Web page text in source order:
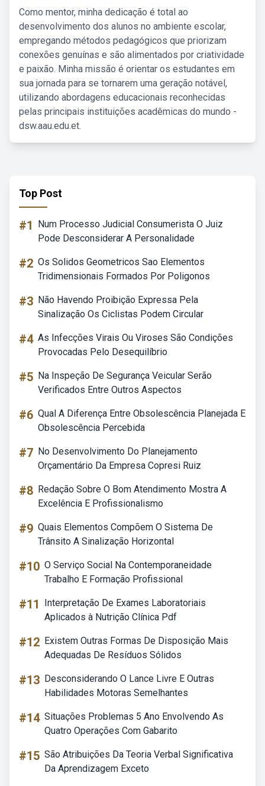
Como mentor, minha dedicação é total ao
desenvolvimento dos alunos no ambiente escolar,
empregando métodos pedagógicos que priorizam
conexões genuínas e são alimentados por criatividade
e paixão. Minha missão é orientar os estudantes em
sua jornada para se tornarem uma geração notável,
utilizando abordagens educacionais reconhecidas
pelas principais instituições acadêmicas do mundo -
dsw.aau.edu.et.
Top Post
#1
Num Processo Judicial Consumerista O Juiz
Pode Desconsiderar A Personalidade
#2 Os Solidos Geometricos Sao Elementos
Tridimensionais Formados Por Poligonos
#3 Não Havendo Proibição Expressa Pela
Sinalização Os Ciclistas Podem Circular
#4 As Infecções Virais Ou Viroses São Condições
Provocadas Pelo Desequilíbrio
#5 Na Inspeção De Segurança Veicular Serão
Verificados Entre Outros Aspectos
#6 Qual A Diferença Entre Obsolescência Planejada E
Obsolescência Percebida
#7 No Desenvolvimento Do Planejamento
Orçamentário Da Empresa Copresi Ruiz
#8 Redação Sobre O Bom Atendimento Mostra A
Excelência E Profissionalismo
#9 Quais Elementos Compõem O Sistema De
Trânsito A Sinalização Horizontal
#10 O Serviço Social Na Contemporaneidade
Trabalho E Formação Profissional
#11
Interpretação De Exames Laboratoriais
Aplicados à Nutrição Clínica Pdf
#12 Existem Outras Formas De Disposição Mais
Adequadas De Resíduos Sólidos
#13 Desconsiderando O Lance Livre E Outras
Habilidades Motoras Semelhantes
#14 Situações Problemas 5 Ano Envolvendo As
Quatro Operações Com Gabarito
#15 São Atribuições Da Teoria Verbal Significativa
Da Aprendizagem Exceto